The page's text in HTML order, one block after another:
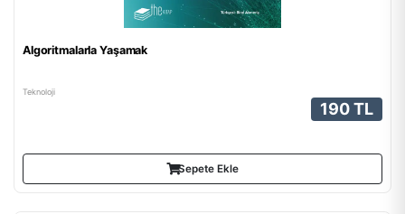
Algoritmalarla Yaşamak
Teknoloji
190 TL
Sepete Ekle